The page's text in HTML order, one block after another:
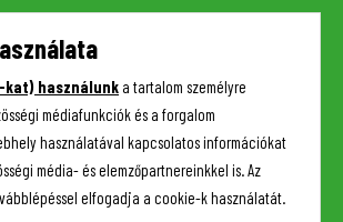
használunk a tartalom személyre
médiafunkciók és a forgalom
használatával kapcsolatos információkat
média- és elemzőpartnereinkkel is. Az
elfogadja a cookie-k használatát.